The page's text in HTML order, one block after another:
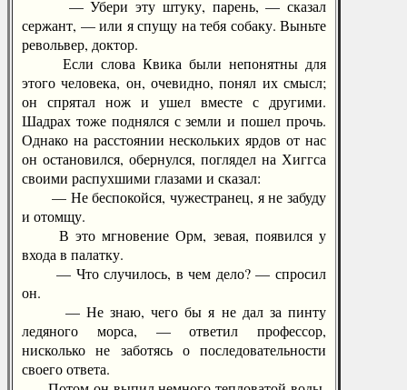
— Убери эту штуку, парень, — сказал
сержант, — или я спущу на тебя собаку. Выньте
револьвер, доктор.
Если слова Квика были непонятны для
этого человека, он, очевидно, понял их смысл;
он спрятал нож и ушел вместе с другими.
Шадрах тоже поднялся с земли и пошел прочь.
Однако на расстоянии нескольких ярдов от нас
он остановился, обернулся, поглядел на Хиггса
своими распухшими глазами и сказал:
— Не беспокойся, чужестранец, я не забуду
и отомщу.
В это мгновение Орм, зевая, появился у
входа в палатку.
— Что случилось, в чем дело? — спросил
он.
— Не знаю, чего бы я не дал за пинту
ледяного морса, — ответил профессор,
нисколько не заботясь о последовательности
своего ответа.